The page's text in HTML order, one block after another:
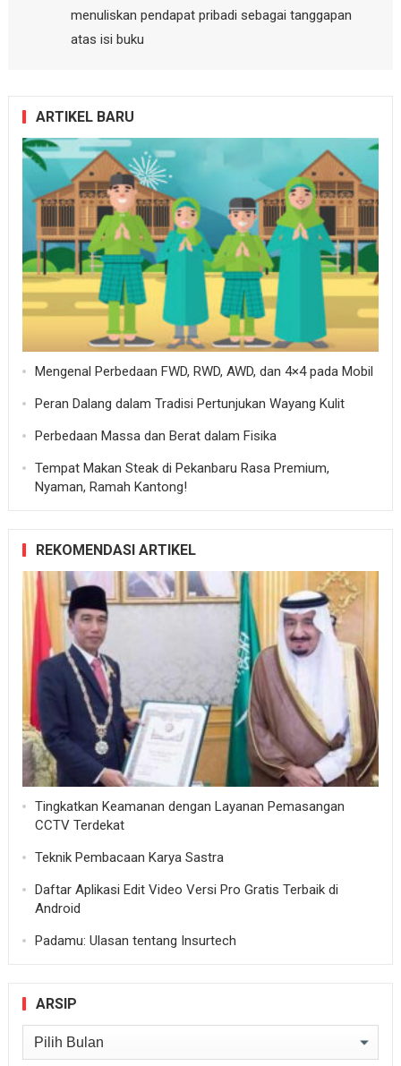
menuliskan pendapat pribadi sebagai tanggapan
atas isi buku
ARTIKEL BARU
Mengenal Perbedaan FWD, RWD, AWD, dan 4×4 pada Mobil
Peran Dalang dalam Tradisi Pertunjukan Wayang Kulit
Perbedaan Massa dan Berat dalam Fisika
Tempat Makan Steak di Pekanbaru Rasa Premium,
Nyaman, Ramah Kantong!
REKOMENDASI ARTIKEL
Tingkatkan Keamanan dengan Layanan Pemasangan
CCTV Terdekat
Teknik Pembacaan Karya Sastra
Daftar Aplikasi Edit Video Versi Pro Gratis Terbaik di
Android
Padamu: Ulasan tentang Insurtech
ARSIP
Arsip